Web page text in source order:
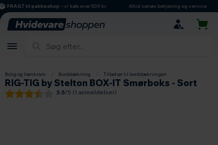
hovedindhold
søgning
navigation
indkøbskurv
FRAGT til pakkeshop– v/ køb over 500 kr. Altid seriøs betjening og service
Bolig og Isenkram Borddækning Tilbehør til borddækningen
RIG-TIG by Stelton BOX-IT Smørboks - Sort
3.5/5 (1 anmeldelser)